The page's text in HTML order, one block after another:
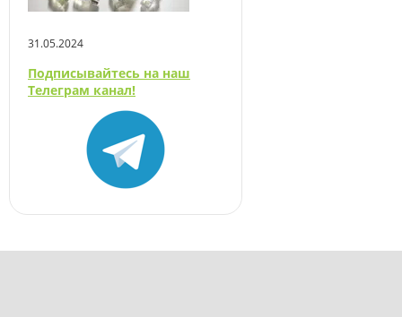
31.05.2024
Подписывайтесь на наш
Телеграм канал!